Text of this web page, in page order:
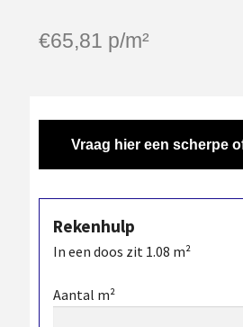
€65,81 p/m²
Vraag hier een scherpe
Rekenhulp
In een doos zit 1.08 m²
Aantal m²